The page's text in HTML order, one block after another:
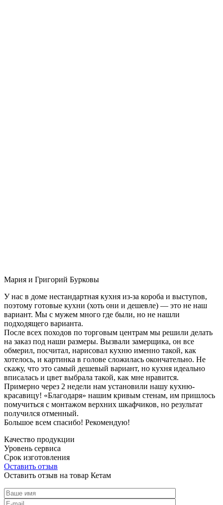
Мария и Григорий Бурковы
У нас в доме нестандартная кухня из-за короба и выступов,
поэтому готовые кухни (хоть они и дешевле) — это не наш
вариант. Мы с мужем много где были, но не нашли
подходящего варианта.
После всех походов по торговым центрам мы решили делать
на заказ под наши размеры. Вызвали замерщика, он все
обмерил, посчитал, нарисовал кухню именно такой, как
хотелось, и картинка в голове сложилась окончательно. Не
скажу, что это самый дешевый вариант, но кухня идеально
вписалась и цвет выбрала такой, как мне нравится.
Примерно через 2 недели нам установили нашу кухню-
красавицу! «Благодаря» нашим кривым стенам, им пришлось
помучиться с монтажом верхних шкафчиков, но результат
получился отменный.
Большое всем спасибо! Рекомендую!
Качество продукции
Уровень сервиса
Срок изготовления
Оставить отзыв
Оставить отзыв на товар Кетам